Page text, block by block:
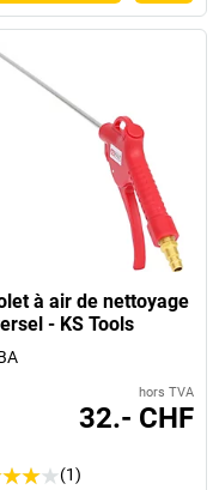
à air de nettoyage
- KS Tools
hors TVA
32.- CHF
(1)